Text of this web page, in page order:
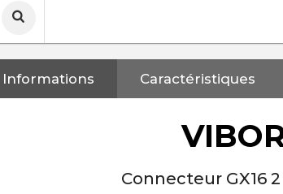
Informations Caractéristiques
Connecteur GX16